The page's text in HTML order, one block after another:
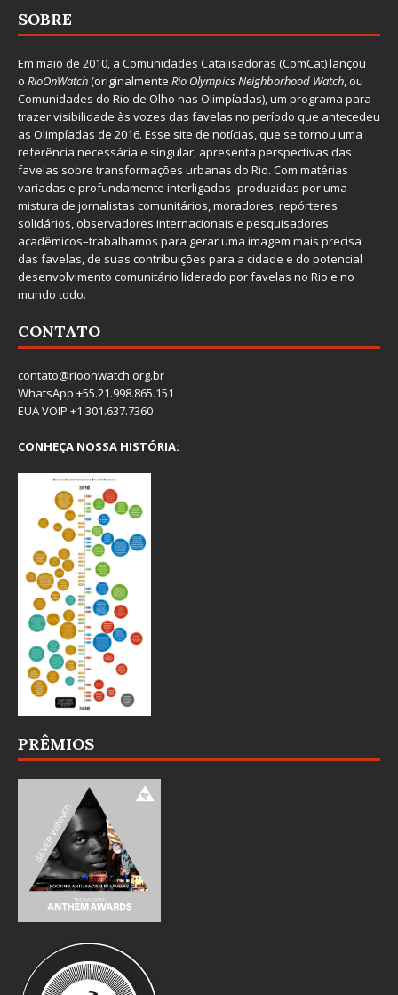
SOBRE
Em maio de 2010, a Comunidades Catalisadoras (ComCat) lançou
o RioOnWatch(originalmente Rio Olympics Neighborhood Watch, ou
Comunidades do Rio de Olho nas Olimpíadas), um programa para
trazer visibilidade às vozes das favelas no período que antecedeu
as Olimpíadas de 2016. Esse site de notícias, que se tornou uma
referência necessária e singular, apresenta perspectivas das
favelas sobre transformações urbanas do Rio. Com matérias
variadas e profundamente interligadas–produzidas por uma
mistura de jornalistas comunitários, moradores, repórteres
solidários, observadores internacionais e pesquisadores
acadêmicos–trabalhamos para gerar uma imagem mais precisa
das favelas, de suas contribuições para a cidade e do potencial
desenvolvimento comunitário liderado por favelas no Rio e no
mundo todo.
CONTATO
contato@rioonwatch.org.br
WhatsApp +55.21.998.865.151
EUA VOIP +1.301.637.7360
CONHEÇA NOSSA HISTÓRIA:
PRÊMIOS